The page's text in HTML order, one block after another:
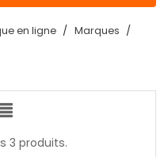
en ligne
Marques
3 produits.